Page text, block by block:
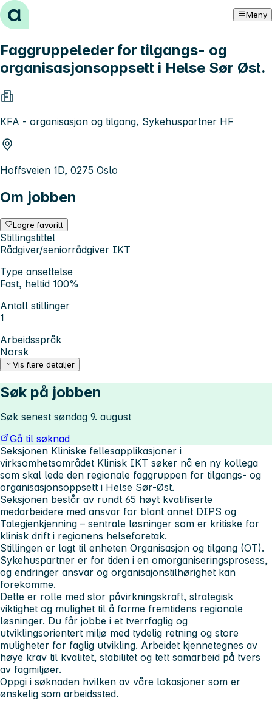
Hopp til innhold Meny
Faggruppeleder for tilgangs- og
organisasjonsoppsett i Helse Sør Øst.
KFA - organisasjon og tilgang, Sykehuspartner HF
Hoffsveien 1D, 0275 Oslo
Om jobben
Lagre favoritt
Stillingstittel
Rådgiver/seniorrådgiver IKT
Type ansettelse
Fast, heltid 100%
Antall stillinger
1
Arbeidsspråk
Norsk
Vis flere detaljer
Søk på jobben
Søk senest søndag 9. august
Gå til søknad
Seksjonen Kliniske fellesapplikasjoner i
virksomhetsområdet Klinisk IKT søker nå en ny kollega
som skal lede den regionale faggruppen for tilgangs- og
organisasjonsoppsett i Helse Sør‑Øst.
Seksjonen består av rundt 65 høyt kvalifiserte
medarbeidere med ansvar for blant annet DIPS og
Talegjenkjenning – sentrale løsninger som er kritiske for
klinisk drift i regionens helseforetak.
Stillingen er lagt til enheten Organisasjon og tilgang (OT).
Sykehuspartner er for tiden i en omorganiseringsprosess,
og endringer ansvar og organisajonstilhørighet kan
forekomme.
Dette er rolle med stor påvirkningskraft, strategisk
viktighet og mulighet til å forme fremtidens regionale
løsninger. Du får jobbe i et tverrfaglig og
utviklingsorientert miljø med tydelig retning og store
muligheter for faglig utvikling. Arbeidet kjennetegnes av
høye krav til kvalitet, stabilitet og tett samarbeid på tvers
av fagmiljøer.
Oppgi i søknaden hvilken av våre lokasjoner som er
ønskelig som arbeidssted.